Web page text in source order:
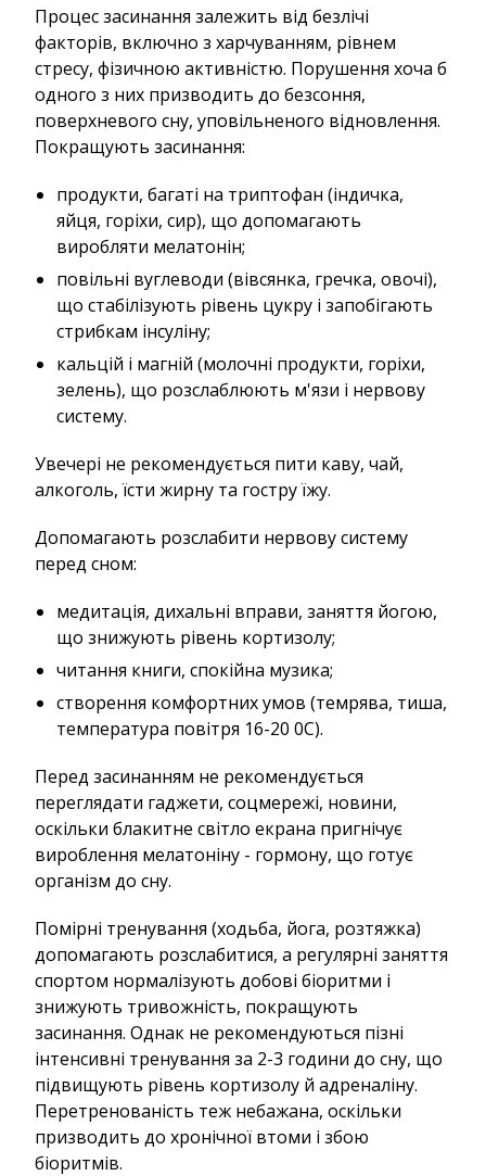
Процес засинання залежить від безлічі
факторів, включно з харчуванням, рівнем
стресу, фізичною активністю. Порушення хоча б
одного з них призводить до безсоння,
поверхневого сну, уповільненого відновлення.
Покращують засинання:
продукти, багаті на триптофан (індичка,
яйця, горіхи, сир), що допомагають
виробляти мелатонін;
повільні вуглеводи (вівсянка, гречка, овочі),
що стабілізують рівень цукру і запобігають
стрибкам інсуліну;
кальцій і магній (молочні продукти, горіхи,
зелень), що розслаблюють м'язи і нервову
систему.
Увечері не рекомендується пити каву, чай,
алкоголь, їсти жирну та гостру їжу.
Допомагають розслабити нервову систему
перед сном:
медитація, дихальні вправи, заняття йогою,
що знижують рівень кортизолу;
читання книги, спокійна музика;
створення комфортних умов (темрява, тиша,
температура повітря 16-20 0С).
Перед засинанням не рекомендується
переглядати гаджети, соцмережі, новини,
оскільки блакитне світло екрана пригнічує
вироблення мелатоніну - гормону, що готує
організм до сну.
Помірні тренування (ходьба, йога, розтяжка)
допомагають розслабитися, а регулярні заняття
спортом нормалізують добові біоритми і
знижують тривожність, покращують
засинання. Однак не рекомендуються пізні
інтенсивні тренування за 2-3 години до сну, що
підвищують рівень кортизолу й адреналіну.
Перетренованість теж небажана, оскільки
призводить до хронічної втоми і збою
біоритмів.